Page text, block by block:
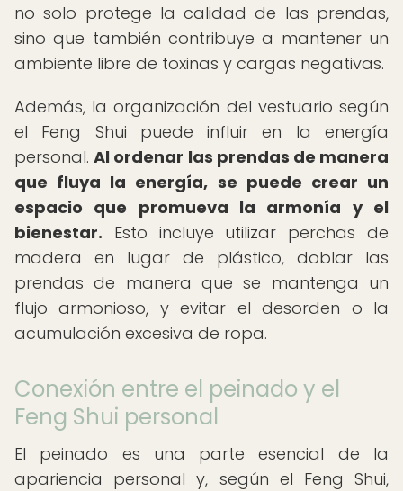
no solo protege la calidad de las prendas,
sino que también contribuye a mantener un
ambiente libre de toxinas y cargas negativas.
Además, la organización del vestuario según
el Feng Shui puede influir en la energía
personal.Al ordenar las prendas de manera
que fluya la energía, se puede crear un
espacio que promueva la armonía y el
bienestar. Esto incluye utilizar perchas de
madera en lugar de plástico, doblar las
prendas de manera que se mantenga un
flujo armonioso, y evitar el desorden o la
acumulación excesiva de ropa.
Conexión entre el peinado y el
Feng Shui personal
El peinado es una parte esencial de la
apariencia personal y, según el Feng Shui,